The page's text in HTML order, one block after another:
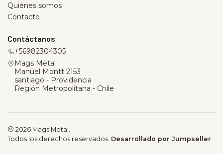
Quiénes somos
Contacto
Contáctanos
+56982304305
Mags Metal
Manuel Montt 2153
santiago - Providencia
Región Metropolitana - Chile
2026 Mags Metal.
Todos los derechos reservados. Desarrollado por Jumpseller.